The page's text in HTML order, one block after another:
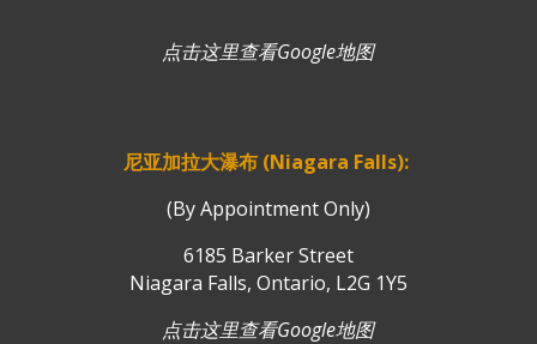
点击这里查看Google地图
尼亚加拉大瀑布 (Niagara Falls):
(By Appointment Only)
6185 Barker Street
Niagara Falls, Ontario, L2G 1Y5
点击这里查看Google地图